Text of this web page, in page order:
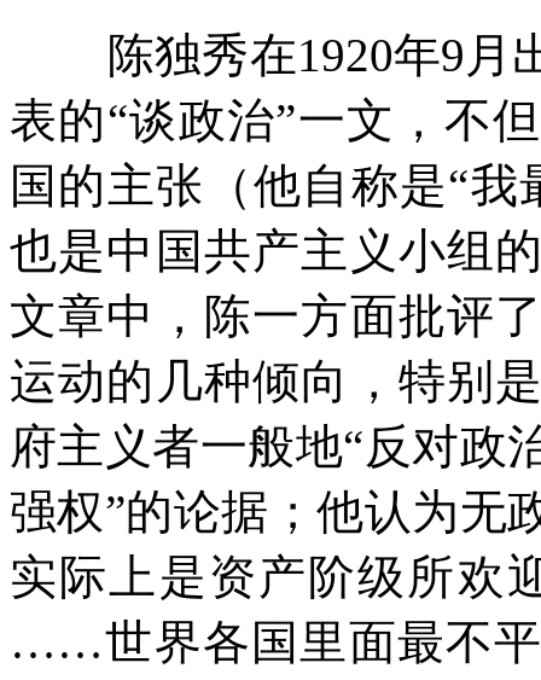
陈独秀在1920年9 月
表的“谈政治”一文，不
国的主张（他自称是“
也是中国共产主义小组
文章中，陈一方面批评
运动的几种倾向，特别
府主义者一般地“反对政
强权”的论据；他认为无
实际上是资产阶级所欢
……世界各国里面最不